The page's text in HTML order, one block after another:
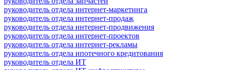
руководитель отдела интернет-маркетинга
руководитель отдела интернет-продаж
руководитель отдела интернет-продвижения
руководитель отдела интернет-проектов
руководитель отдела интернет-рекламы
руководитель отдела ипотечного кредитования
руководитель отдела ИТ